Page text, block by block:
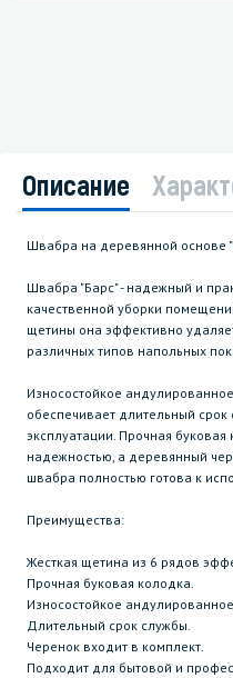
Описание
Швабра на деревянной основе
Швабра "Барс" - надежный и
качественной уборки
щетины она эффективно
различных типов напольных
Износостойкое
обеспечивает длительный
эксплуатации. Прочная
надежностью, а деревянный
швабра полностью готова к
Преимущества:
Жесткая щетина из 6 рядов
Прочная буковая колодка.
Износостойкое
Длительный срок службы.
Черенок входит в комплект.
Подходит для бытовой и